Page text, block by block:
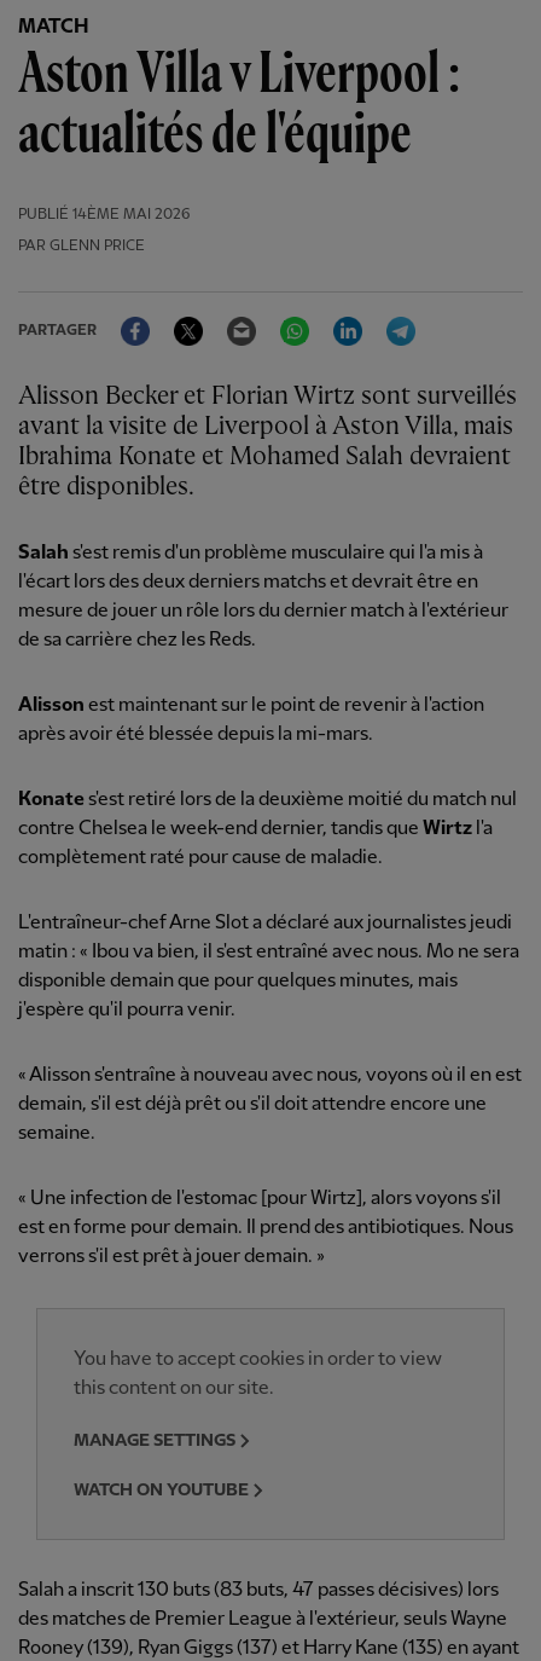
MATCH
Aston Villa v Liverpool :
actualités de l'équipe
PUBLIÉ 14ÈME MAI 2026
PAR GLENN PRICE
PARTAGER
FacebookTwitter Email WhatsAppLinkedIn
Alisson Becker et Florian Wirtz sont surveillés
avant la visite de Liverpool à Aston Villa, mais
Ibrahima Konate et Mohamed Salah devraient
être disponibles.
Salah s'est remis d'un problème musculaire qui l'a mis à
l'écart lors des deux derniers matchs et devrait être en
mesure de jouer un rôle lors du dernier match à l'extérieur
de sa carrière chez les Reds.
Alisson est maintenant sur le point de revenir à l'action
après avoir été blessée depuis la mi-mars.
Konates'est retiré lors de la deuxième moitié du match nul
contre Chelsea le week-end dernier, tandis que Wirtz l'a
complètement raté pour cause de maladie.
L'entraîneur-chef Arne Slot a déclaré aux journalistes jeudi
matin : « Ibou va bien, il s'est entraîné avec nous. Mo ne sera
disponible demain que pour quelques minutes, mais
j'espère qu'il pourra venir.
« Alisson s'entraîne à nouveau avec nous, voyons où il en est
demain, s'il est déjà prêt ou s'il doit attendre encore une
semaine.
« Une infection de l'estomac [pour Wirtz], alors voyons s'il
est en forme pour demain. Il prend des antibiotiques. Nous
verrons s'il est prêt à jouer demain. »
You have to accept cookies in order to view
this content on our site.
MANAGE SETTINGS
WATCH ON YOUTUBE
Salah a inscrit 130 buts (83 buts, 47 passes décisives) lors
des matches de Premier League à l'extérieur, seuls Wayne
Rooney (139), Ryan Giggs (137) et Harry Kane (135) en ayant